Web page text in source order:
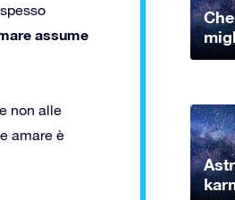
assume
non alle
amare è